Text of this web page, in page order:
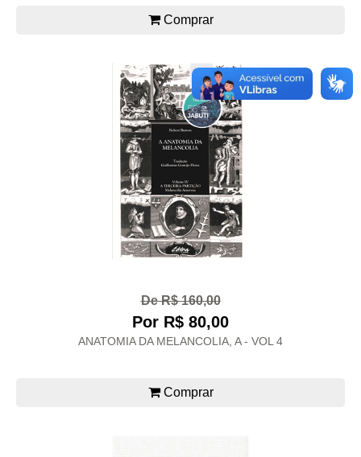
Comprar
De R$ 160,00
Por R$ 80,00
ANATOMIA DA MELANCOLIA, A - VOL 4
Comprar